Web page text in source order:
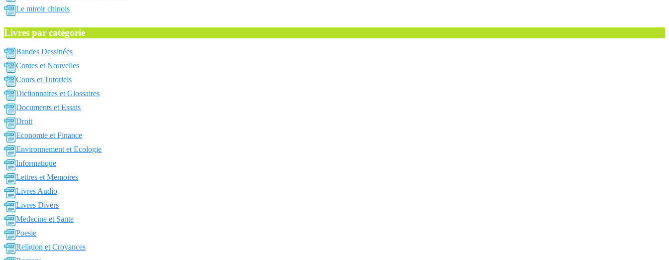
Le miroir chinois
Livres par catégorie
Bandes Dessinées
Contes et Nouvelles
Cours et Tutoriels
Dictionnaires et Glossaires
Documents et Essais
Droit
Economie et Finance
Environnement et Ecologie
Informatique
Lettres et Memoires
Livres Audio
Livres Divers
Medecine et Sante
Poesie
Religion et Croyances